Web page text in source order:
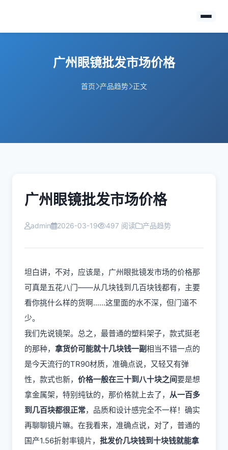
广州眼镜批发市场价格
首页 产品趋势 正文
广州眼镜批发市场价格
admin 2026-03-19 497 阅读 产品趋势
坦白讲，不对，应该是，广州眼批镜发市场的价格那
可真是五花八门——从几块钱到几百块钱都有，主要
看你挑什么样的货啊......这里面的水不深，但门道不
少。
我们先说镜架。总之，最普通的塑料架子，款式挺老
的那种， 拿货价可能就十几块钱一副相当不错一点的
是今天流行的TR90材质，准确点说，又轻又有弹
性，款式也新， 价格一般在三十到八十块之间要是想
拿金属架，特别纯钛的，那价格就上去了， 从一百多
到几百块都很正常，品质和设计感完全不一样！确实
再聊聊镜片嘛。在我看来，准确点说，对了，普通的
国产1.56折射率镜片， 批发价几块钱到十块钱就能拿